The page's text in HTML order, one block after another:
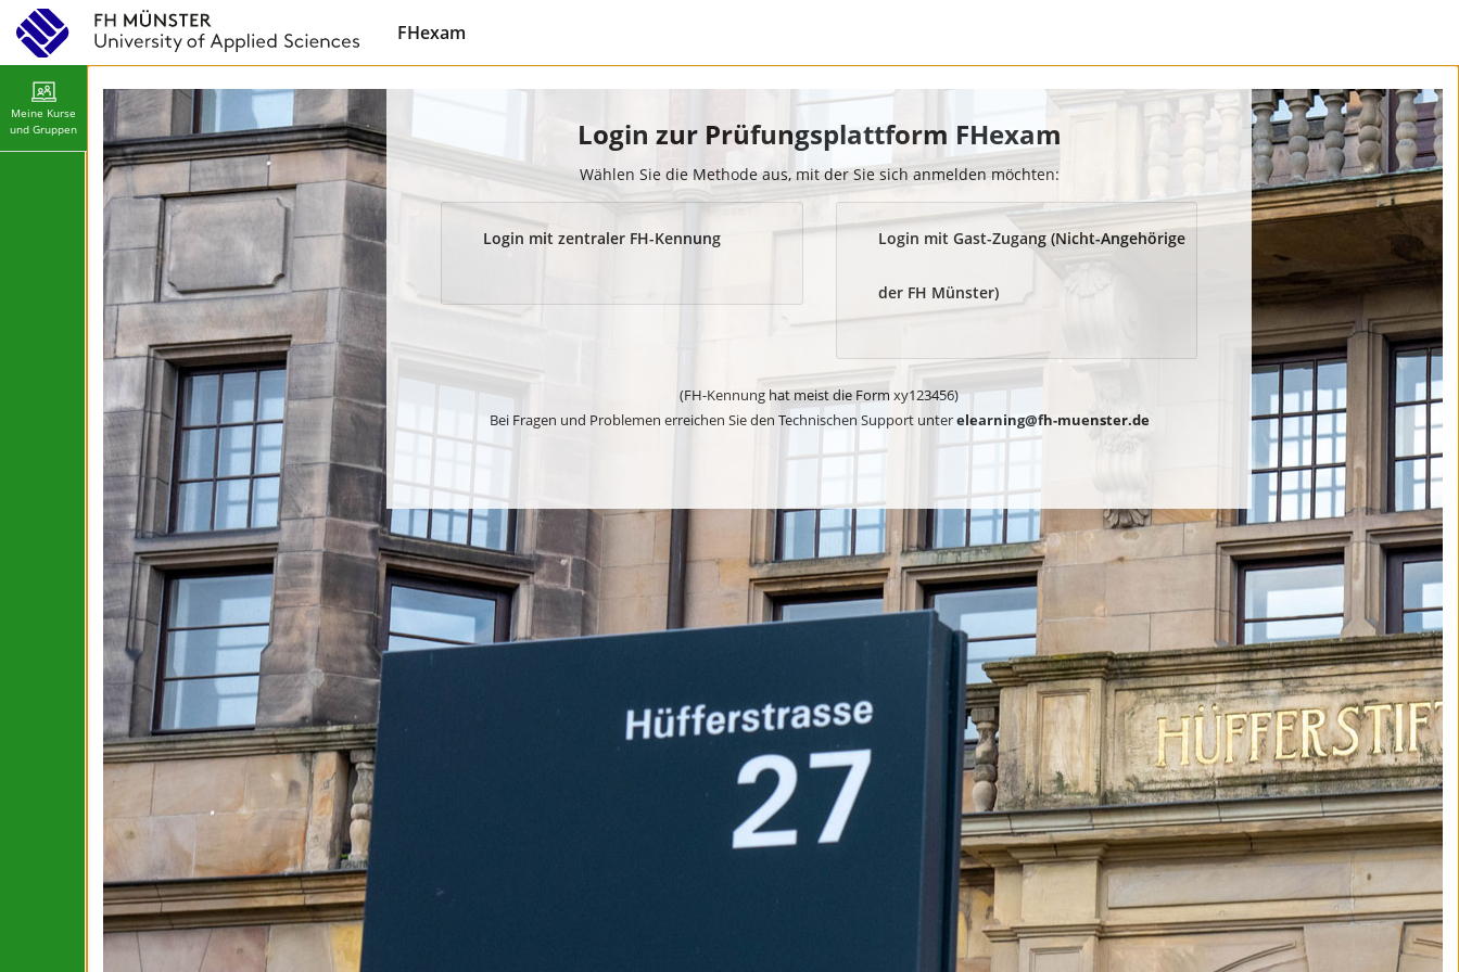
FHexam
Meine Kurse
und Gruppen
Login zur Prüfungsplattform FHexam
Wählen Sie die Methode aus, mit der Sie sich anmelden möchten:
Login mit zentraler FH-Kennung Login mit Gast-Zugang (Nicht-Angehörige
der FH Münster)
(FH-Kennung hat meist die Form xy123456)
Bei Fragen und Problemen erreichen Sie den Technischen Support unterelearning@fh-muenster.de